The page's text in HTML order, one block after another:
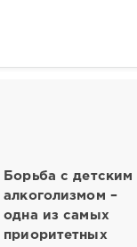
Борьба с детским
алкоголизмом –
одна из самых
приоритетных